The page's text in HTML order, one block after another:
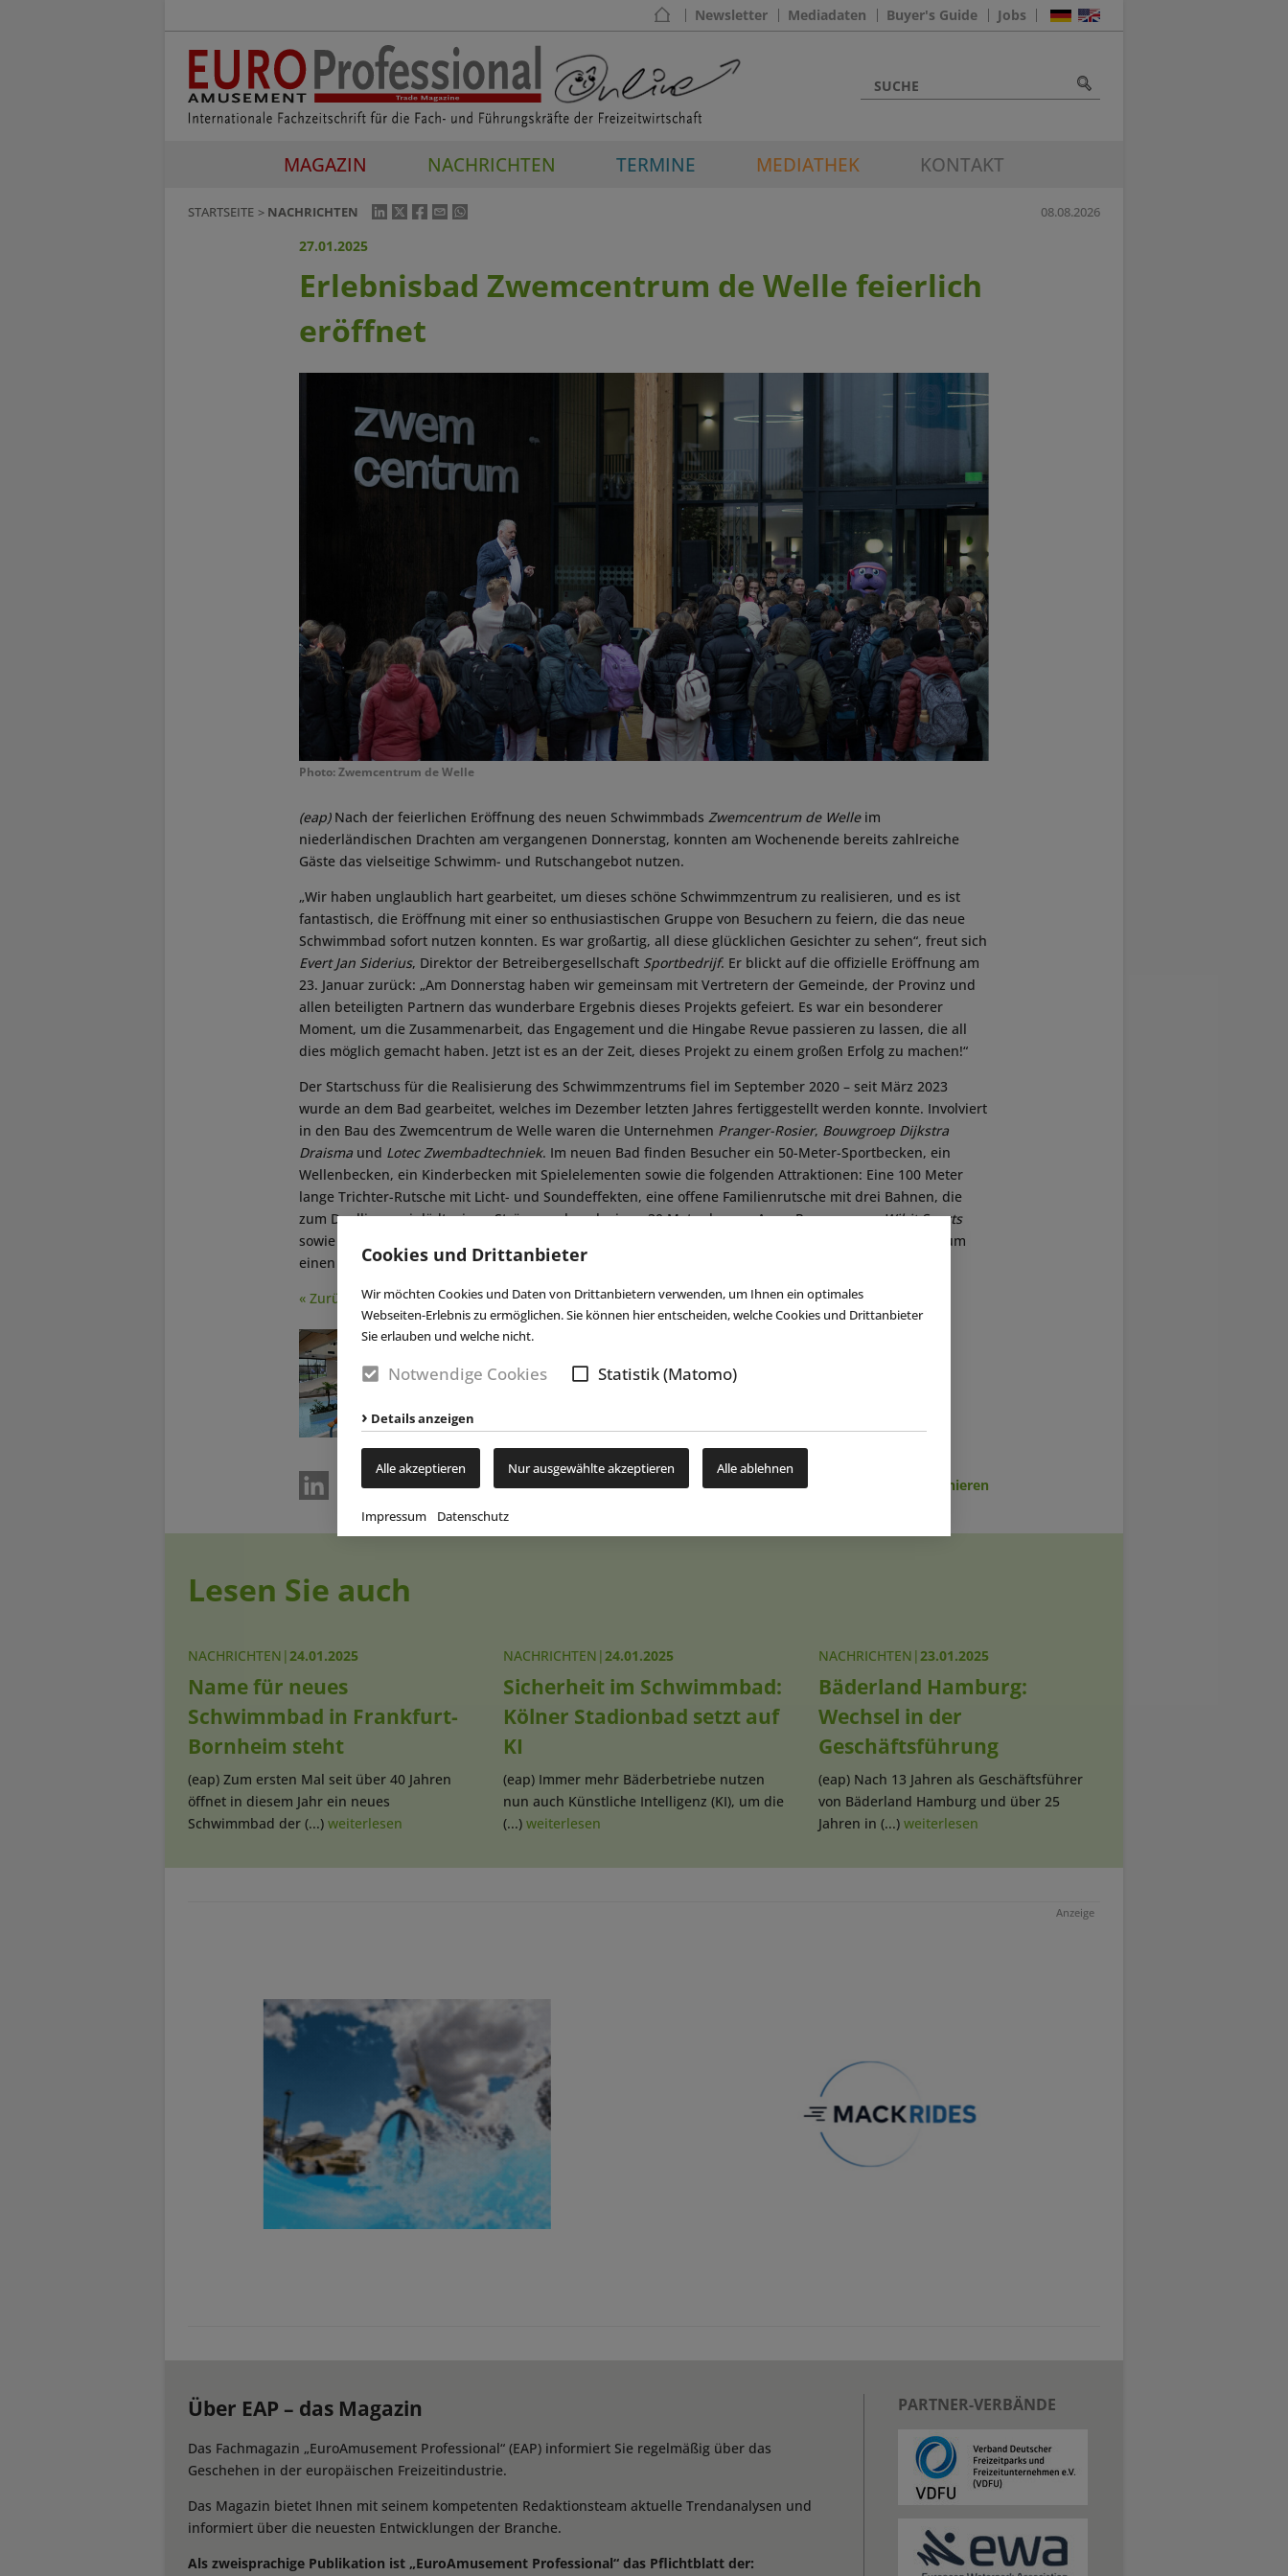
Cookies und Drittanbieter
Wir möchten Cookies und Daten von Drittanbietern verwenden, um Ihnen ein optimales
Webseiten-Erlebnis zu ermöglichen. Sie können hier entscheiden, welche Cookies und Drittanbieter
Sie erlauben und welche nicht.
Notwendige Cookies Statistik (Matomo)
Details anzeigen
Alle akzeptieren Nur ausgewählte akzeptieren Alle ablehnen
Impressum Datenschutz
Newsletter Mediadaten Buyer's Guide Jobs
MAGAZIN NACHRICHTEN TERMINE MEDIATHEK KONTAKT
STARTSEITE NACHRICHTEN 08.08.2026
27.01.2025
Erlebnisbad Zwemcentrum de Welle feierlich
eröffnet
Photo: Zwemcentrum de Welle
(eap)Nach der feierlichen Eröffnung des neuen Schwimmbads Zwemcentrum de Welleim
niederländischen Drachten am vergangenen Donnerstag, konnten am Wochenende bereits zahlreiche
Gäste das vielseitige Schwimm- und Rutschangebot nutzen.
„Wir haben unglaublich hart gearbeitet, um dieses schöne Schwimmzentrum zu realisieren, und es ist
fantastisch, die Eröffnung mit einer so enthusiastischen Gruppe von Besuchern zu feiern, die das neue
Schwimmbad sofort nutzen konnten. Es war großartig, all diese glücklichen Gesichter zu sehen“, freut sich
Evert Jan Siderius, Direktor der Betreibergesellschaft Sportbedrijf. Er blickt auf die offizielle Eröffnung am
23. Januar zurück: „Am Donnerstag haben wir gemeinsam mit Vertretern der Gemeinde, der Provinz und
allen beteiligten Partnern das wunderbare Ergebnis dieses Projekts gefeiert. Es war ein besonderer
Moment, um die Zusammenarbeit, das Engagement und die Hingabe Revue passieren zu lassen, die all
dies möglich gemacht haben. Jetzt ist es an der Zeit, dieses Projekt zu einem großen Erfolg zu machen!“
Der Startschuss für die Realisierung des Schwimmzentrums fiel im September 2020 – seit März 2023
wurde an dem Bad gearbeitet, welches im Dezember letzten Jahres fertiggestellt werden konnte. Involviert
in den Bau des Zwemcentrum de Welle waren die Unternehmen Pranger-Rosier, Bouwgroep Dijkstra
Draisma und Lotec Zwembadtechniek. Im neuen Bad finden Besucher ein 50-Meter-Sportbecken, ein
Wellenbecken, ein Kinderbecken mit Spielelementen sowie die folgenden Attraktionen: Eine 100 Meter
lange Trichter-Rutsche mit Licht- und Soundeffekten, eine offene Familienrutsche mit drei Bahnen, die
zum Duellieren einlädt, einen Strömungskanal, einen 30 Meter langen Aqua-Parcours vonWibit Sports
sowie eine sechs Meter hohe Wasserkletterwand. Im Frühjahr diesen Jahres soll das Bad außerdem um
einen Spray Park mit interaktiven Elementen im Außenbereich ergänzt werden. ■
« Zurück
Newsletter abonnieren
Lesen Sie auch
NACHRICHTEN |24.01.2025
Name für neues
Schwimmbad in Frankfurt-
Bornheim steht
(eap) Zum ersten Mal seit über 40 Jahren
öffnet in diesem Jahr ein neues
Schwimmbad der (...) weiterlesen
NACHRICHTEN |24.01.2025
Sicherheit im Schwimmbad:
Kölner Stadionbad setzt auf
KI
(eap) Immer mehr Bäderbetriebe nutzen
nun auch Künstliche Intelligenz (KI), um die
(...) weiterlesen
NACHRICHTEN |23.01.2025
Bäderland Hamburg:
Wechsel in der
Geschäftsführung
(eap) Nach 13 Jahren als Geschäftsführer
von Bäderland Hamburg und über 25
Jahren in (...) weiterlesen
Anzeige
Über EAP – das Magazin
Das Fachmagazin „EuroAmusement Professional“ (EAP) informiert Sie regelmäßig über das
Geschehen in der europäischen Freizeitindustrie.
Das Magazin bietet Ihnen mit seinem kompetenten Redaktionsteam aktuelle Trendanalysen und
informiert über die neuesten Entwicklungen der Branche.
Als zweisprachige Publikation ist „EuroAmusement Professional“ das Pflichtblatt der:
PARTNER-VERBÄNDE